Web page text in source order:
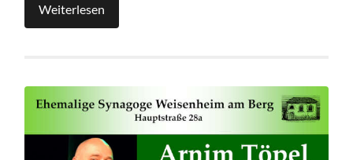
Weiterlesen